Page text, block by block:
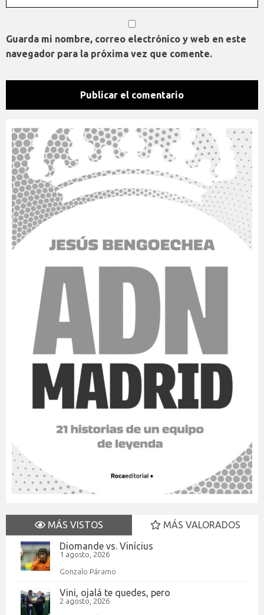
Guarda mi nombre, correo electrónico y web en este
navegador para la próxima vez que comente.
MÁS VISTOS
MÁS VALORADOS
Diomande vs. Vinícius
1 agosto, 2026
Gonzalo Páramo
Vini, ojalá te quedes, pero
2 agosto, 2026